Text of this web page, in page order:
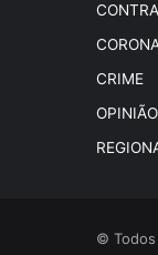
CRIME
OPINIÃO
©